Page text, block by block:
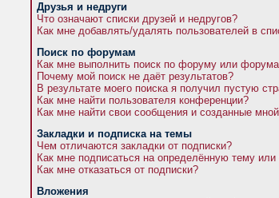
Друзья и недруги
Что означают списки друзей и недругов?
Как мне добавлять/удалять пользователей в
Поиск по форумам
Как мне выполнить поиск по форуму или
Почему мой поиск не даёт результатов?
В результате моего поиска я получил пустую
Как мне найти пользователя конференции?
Как мне найти свои сообщения и созданные
Закладки и подписка на темы
Чем отличаются закладки от подписки?
Как мне подписаться на определённую тему
Как мне отказаться от подписки?
Вложения